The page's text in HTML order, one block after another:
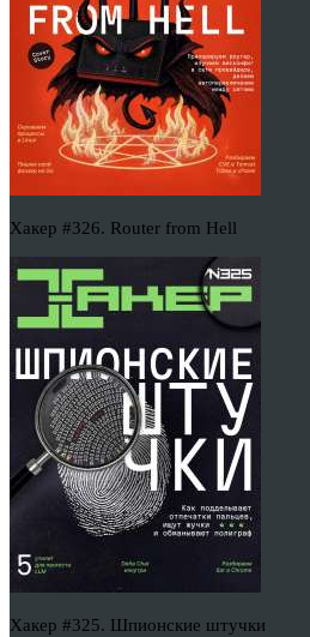
Хакер #326. Router from Hell
Хакер #325. Шпионские штучки